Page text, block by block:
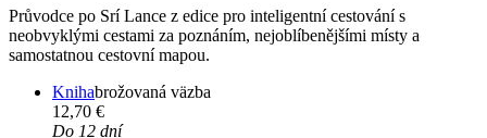
Průvodce po Srí Lance z edice pro inteligentní cestování s
neobvyklými cestami za poznáním, nejoblíbenějšími místy a
samostatnou cestovní mapou.
Knihabrožovaná väzba
12,70 €
Do 12 dní